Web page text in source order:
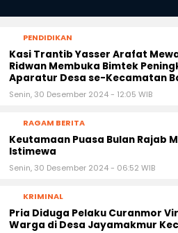
PENDIDIKAN
Kasi Trantib Yasser Arafat
Ridwan Membuka Bimtek
Aparatur Desa se-Kecamatan
Senin, 30 Desember 2024 - 12:05 WIB
RAGAM BERITA
Keutamaan Puasa Bulan Rajab
Istimewa
Senin, 30 Desember 2024 - 06:52 WIB
KRIMINAL
Pria Diduga Pelaku Curanmor
Warga di Desa Jayamakmur